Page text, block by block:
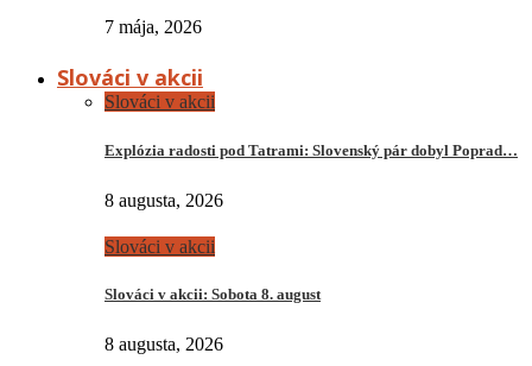
7 mája, 2026
Slováci v akcii
Slováci v akcii
Explózia radosti pod Tatrami: Slovenský pár dobyl Poprad…
8 augusta, 2026
Slováci v akcii
Slováci v akcii: Sobota 8. august
8 augusta, 2026